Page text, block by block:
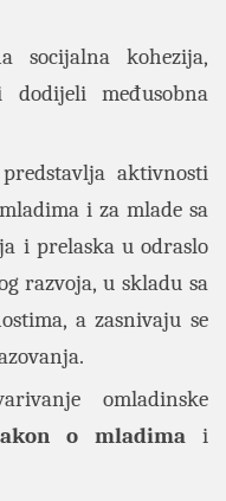
socijalna kohezija,
međusobna
aktivnosti
i za mlade sa
i prelaska u odraslo
razvoja, u skladu sa
a zasnivaju se
omladinske
o mladimai